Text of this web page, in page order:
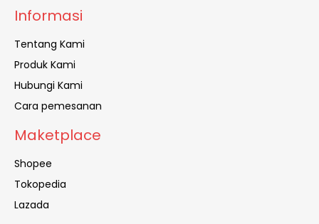
Informasi
Tentang Kami
Produk Kami
Hubungi Kami
Cara pemesanan
Maketplace
Shopee
Tokopedia
Lazada